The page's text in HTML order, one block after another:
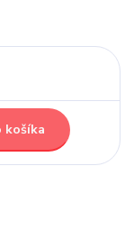
košíka